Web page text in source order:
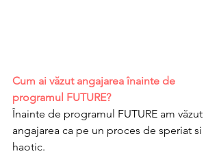
Cum ai văzut angajarea înainte de
programul FUTURE?
Înainte de programul FUTURE am văzut
angajarea ca pe un proces de speriat si
haotic.